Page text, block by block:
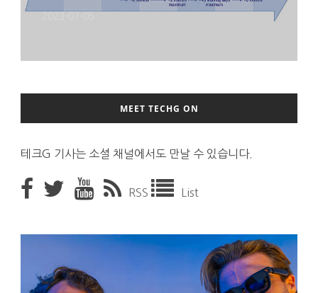
MEET TECHG ON
테크G 기사는 소셜 채널에서도 만날 수 있습니다.
RSS List